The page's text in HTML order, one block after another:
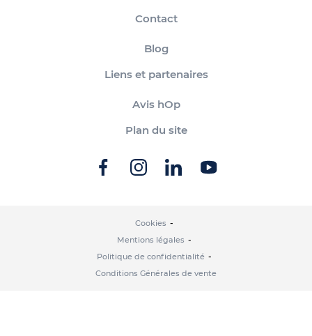
Contact
Blog
Liens et partenaires
Avis hOp
Plan du site
Cookies
Mentions légales
Politique de confidentialité
Conditions Générales de vente